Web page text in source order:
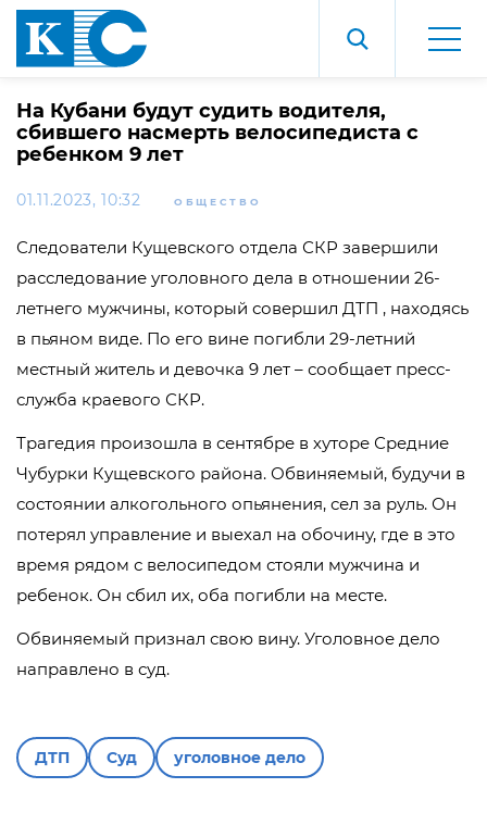
На Кубани будут судить водителя,
сбившего насмерть велосипедиста с
ребенком 9 лет
01.11.2023, 10:32 ОБЩЕСТВО
Следователи Кущевского отдела СКР завершили
расследование уголовного дела в отношении 26-
летнего мужчины, который совершил ДТП , находясь
в пьяном виде. По его вине погибли 29-летний
местный житель и девочка 9 лет – сообщает пресс-
служба краевого СКР.
Трагедия произошла в сентябре в хуторе Средние
Чубурки Кущевского района. Обвиняемый, будучи в
состоянии алкогольного опьянения, сел за руль. Он
потерял управление и выехал на обочину, где в это
время рядом с велосипедом стояли мужчина и
ребенок. Он сбил их, оба погибли на месте.
Обвиняемый признал свою вину. Уголовное дело
направлено в суд.
ДТП Суд уголовное дело